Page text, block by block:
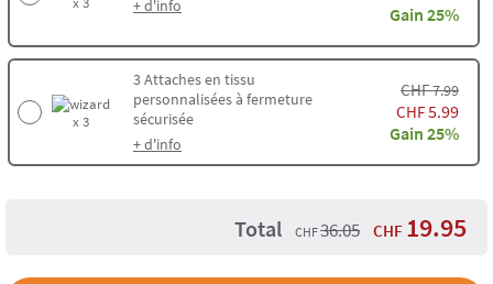
+ d'info
Gain 25%
x 3
3Attaches en tissu
personnalisées à fermeture
sécurisée
+ d'info
CHF7.99
CHF5.99
Gain 25%
Total CHF36.05 CHF 19.95